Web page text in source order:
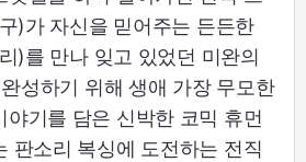
구)가 자신을 믿어주는 든든한
)를 만나 잊고 있었던 미완의
완성하기 위해 생애 가장 무모한
야기를 담은 신박한 코믹 휴먼
판소리 복싱에 도전하는 전직